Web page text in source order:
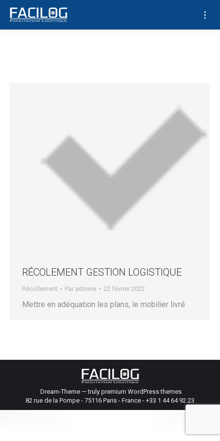
RÉCOLEMENT GESTION LOGISTIQUE
Récollement Par admine 22 février 2022
Mettre en adéquation les plans, le mobilier livré
Dream-Theme — truly premium WordPress themes
82 rue de la Pompe - 75116 Paris - France - +33 1 44 64 92 23